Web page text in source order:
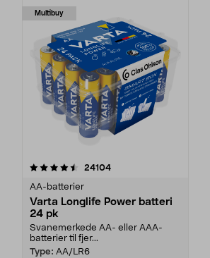
Multibuy
24104anmeldelser
AA-batterier
Varta Longlife Power batteri
24 pk
Svanemerkede AA- eller AAA-
batterier til fjer...
Type: AA/LR6
4.5av 5 stjerner